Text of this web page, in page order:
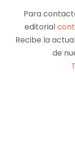
Para
editorial
Recibe la
de